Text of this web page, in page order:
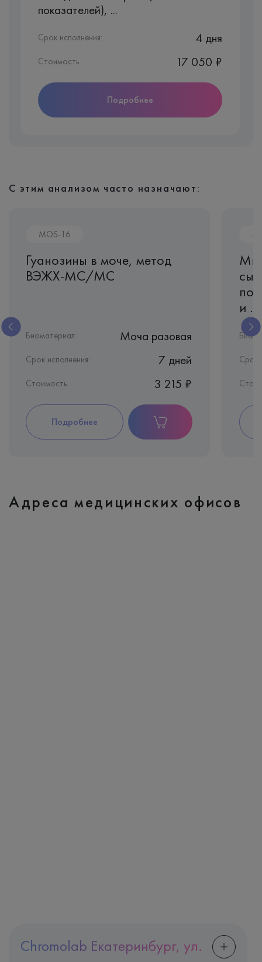
показателей), ...
Срок исполнения: 4 дня
Стоимость 17 050 ₽
Подробнее
С этим анализом часто назначают:
MOS-16
Гуанозины в моче, метод
ВЭЖХ-МС/МС
Биоматериал: Моча разовая
Срок исполнения: 7 дней
Стоимость 3 215 ₽
Подробнее
и ...
Срок
Chromolab Екатеринбург, ул.
Адреса медицинских офисов